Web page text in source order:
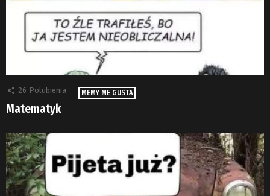
26 Polubienia MEMY ME GUSTA
Matematyk